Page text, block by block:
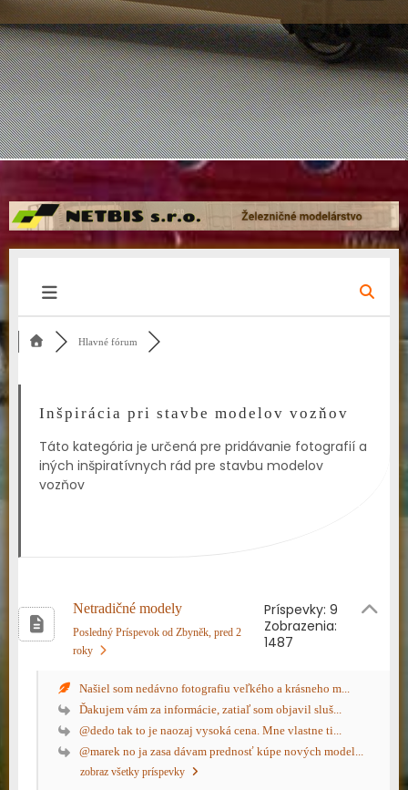
Hlavné fórum
Inšpirácia pri stavbe modelov vozňov
Táto kategória je určená pre pridávanie fotografií a
iných inšpiratívnych rád pre stavbu modelov
vozňov
Netradičné modely
Posledný Príspevok od Zbyněk , pred 2
roky
Príspevky: 9
Zobrazenia:
1487
Našiel som nedávno fotografiu veľkého a krásneho m...
Ďakujem vám za informácie, zatiaľ som objavil sluš...
@dedo tak to je naozaj vysoká cena. Mne vlastne ti...
@marek no ja zasa dávam prednosť kúpe nových model...
zobraz všetky príspevky